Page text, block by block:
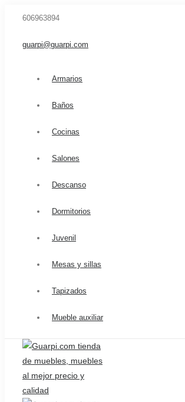
606963894
guarpi@guarpi.com
Armarios
Baños
Cocinas
Salones
Descanso
Dormitorios
Juvenil
Mesas y sillas
Tapizados
Mueble auxiliar